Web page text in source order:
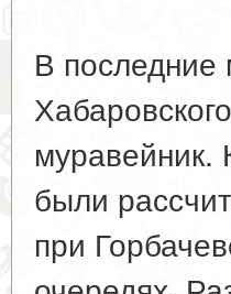
В последние
муравейник.
были
при